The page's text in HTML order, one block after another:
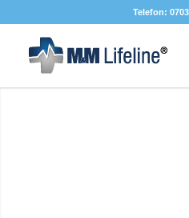
Telefon: